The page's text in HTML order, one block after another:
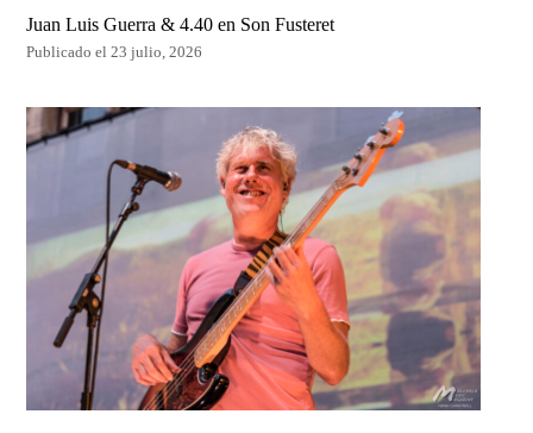
Juan Luis Guerra & 4.40 en Son Fusteret
Publicado el 23 julio, 2026